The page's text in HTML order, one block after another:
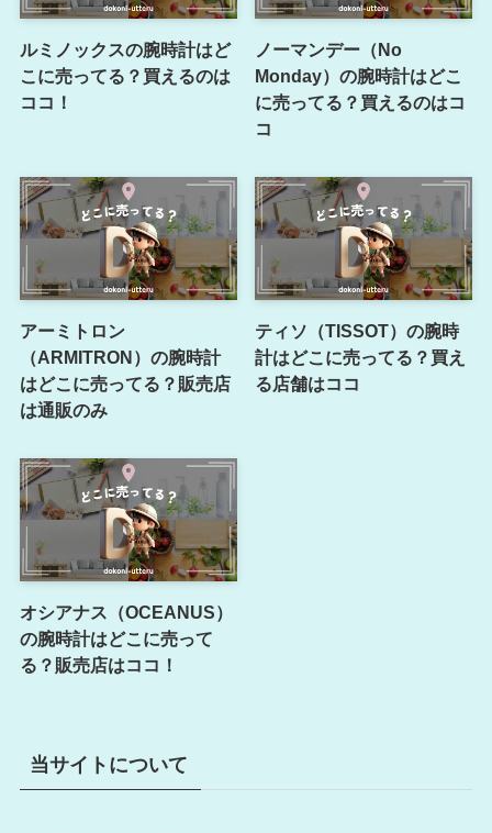
ルミノックスの腕時計はど
こに売ってる？買えるのは
ココ！
ノーマンデー（No
Monday）の腕時計はどこ
に売ってる？買えるのはコ
コ
アーミトロン
（ARMITRON）の腕時計
はどこに売ってる？販売店
は通販のみ
ティソ（TISSOT）の腕時
計はどこに売ってる？買え
る店舗はココ
オシアナス（OCEANUS）
の腕時計はどこに売って
る？販売店はココ！
当サイトについて